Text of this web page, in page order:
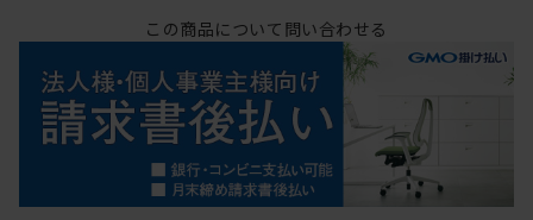
この商品について問い合わせる